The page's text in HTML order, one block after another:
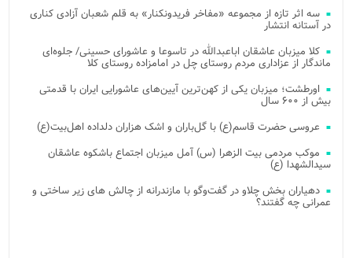
سه اثر تازه از مجموعه «مفاخر فریدونکنار» به قلم شعبان آزادی کناری
در آستانه انتشار
کلا میزبان عاشقان اباعبدالله در تاسوعا و عاشورای حسینی/ جلوه‌ای
ماندگار از عزاداری مردم روستای چل در امامزاده روستای کلا
اورطشت؛ میزبان یکی از کهن‌ترین آیین‌های عاشورایی ایران با قدمتی
بیش از ۶۰۰ سال
عروسی حضرت قاسم(ع) با گل‌باران و اشک هزاران دلداده اهل‌بیت(ع)
موکب مردمی بیت‌ الزهرا (س) آمل میزبان اجتماع باشکوه عاشقان
سیدالشهدا (ع)
دهیاران بخش چلاو در گفت‌وگو با مازندرانه از چالش های زیر ساختی و
عمرانی چه گفتند؟